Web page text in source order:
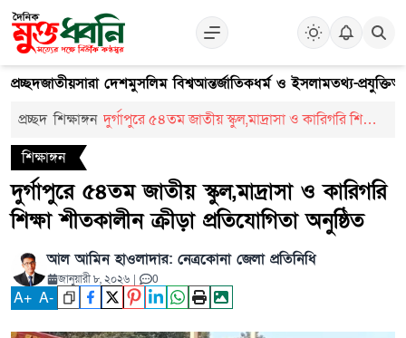
প্রচ্ছদজাতীয়সারা দেশমুসলিম বিশ্বআন্তর্জাতিকধর্ম ও ইসলামতথ্য-প্রযুক্তি
প্রচ্ছদ শিক্ষাঙ্গন দুর্গাপুরে ৫৪তম জাতীয় স্কুল,মাদ্রাসা ও কারিগরি শিক্ষা
শিক্ষাঙ্গন
দুর্গাপুরে ৫৪তম জাতীয় স্কুল,মাদ্রাসা ও কারিগরি
শিক্ষা শীতকালীন ক্রীড়া প্রতিযোগিতা অনুষ্ঠিত
আল আমিন হাওলাদার: নেত্রকোনা জেলা প্রতিনিধি
জানুয়ারী ৮, ২০২৬ | 0
A+ A-